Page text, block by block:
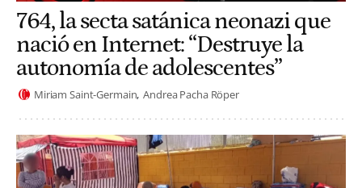
764, la secta satánica neonazi que
nació en Internet: “Destruye la
autonomía de adolescentes”
Miriam Saint-Germain Andrea Pacha Röper